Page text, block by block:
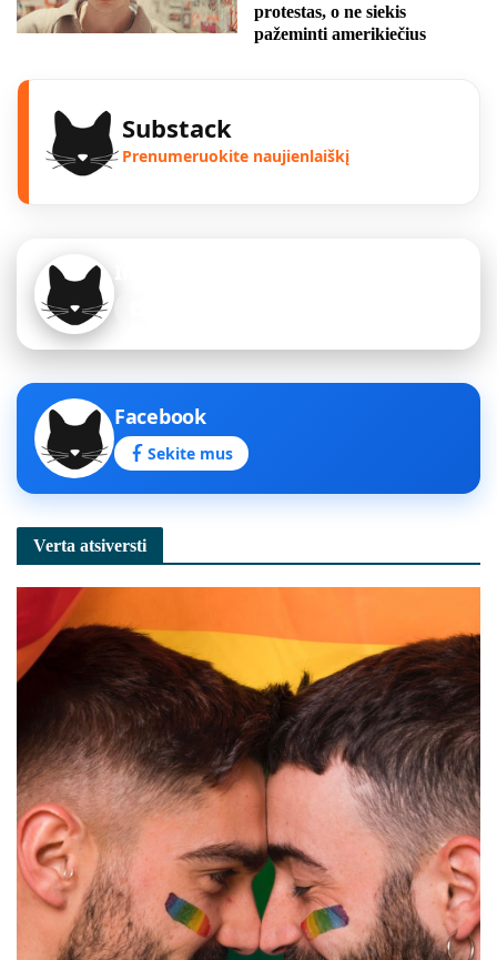
protestas, o ne siekis
pažeminti amerikiečius
Substack
Prenumeruokite naujienlaiškį
Facebook
Sekite mus
Verta atsiversti